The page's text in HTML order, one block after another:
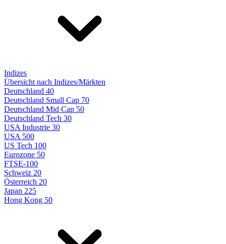
Indizes
Übersicht nach Indizes/Märkten
Deutschland 40
Deutschland Small Cap 70
Deutschland Mid Cap 50
Deutschland Tech 30
USA Industrie 30
USA 500
US Tech 100
Eurozone 50
FTSE-100
Schweiz 20
Österreich 20
Japan 225
Hong Kong 50